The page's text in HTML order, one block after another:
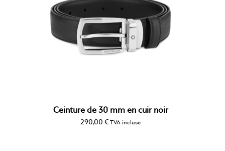
Ceinture de 30 mm en cuir noir
290,00 € TVA incluse